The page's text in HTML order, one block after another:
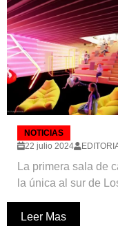
NOTICIAS
22 julio 2024
La primera sala de
la única al sur de
Leer Mas